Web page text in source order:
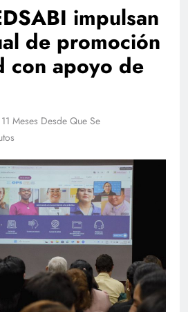
impulsan
de promoción
con apoyo de
11 Meses Desde Que Se